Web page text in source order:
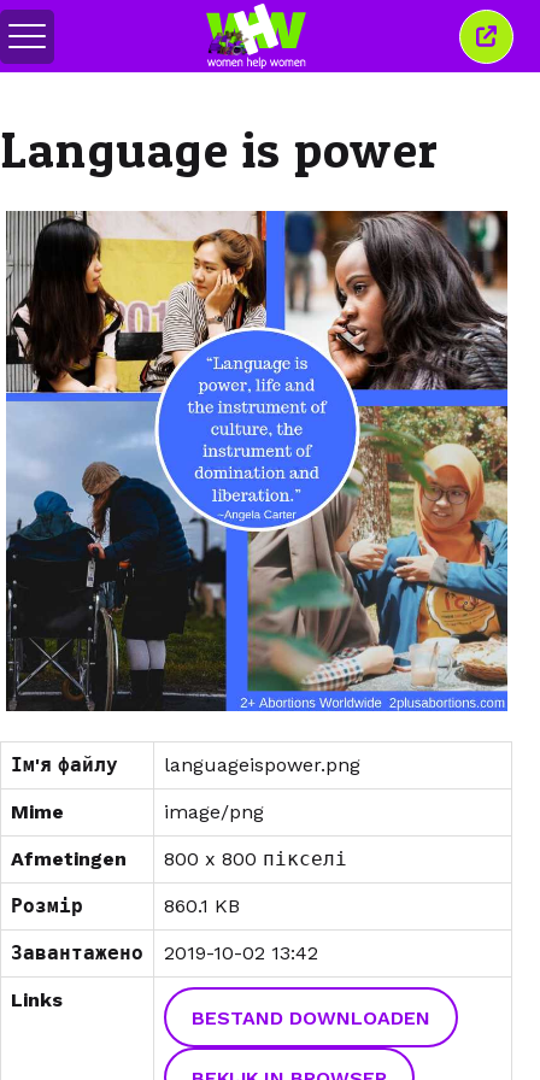
Перемкнути
меню
це
Language is power
Ім'я файлу languageispower.png
Mime image/png
Afmetingen 800 x 800 пікселі
Розмір 860.1 KB
Завантажено 2019-10-02 13:42
Links
BESTAND DOWNLOADEN